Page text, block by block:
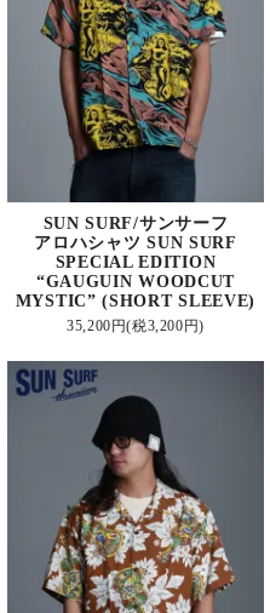
SUN SURF/サンサーフ
アロハシャツ SUN SURF
SPECIAL EDITION
“GAUGUIN WOODCUT
MYSTIC” (SHORT SLEEVE)
35,200円(税3,200円)